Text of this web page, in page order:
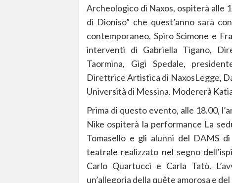
Archeologico di Naxos, ospiterà alle
di Dioniso” che quest’anno sarà
contemporaneo, Spiro Scimone e
interventi di Gabriella Tigano,
Taormina, Gigi Spedale,
Direttrice Artistica di NaxosLegge,
Università di Messina. Modererà
Prima di questo evento, alle 18.00,
Nike ospiterà la performance La
Tomasello e gli alunni del DAMS
teatrale realizzato nel segno
Carlo Quartucci e Carla Tatò.
un’allegoria della quête amorosa e